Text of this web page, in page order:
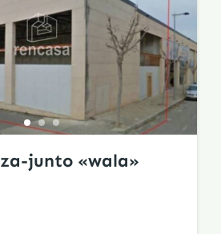
junto «wala»